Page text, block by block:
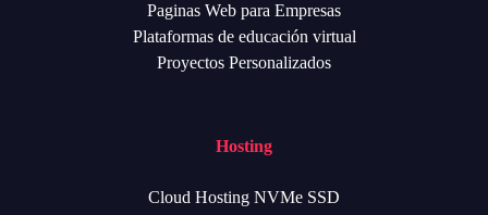
Paginas Web para Empresas
Plataformas de educación virtual
Proyectos Personalizados
Hosting
Cloud Hosting NVMe SSD